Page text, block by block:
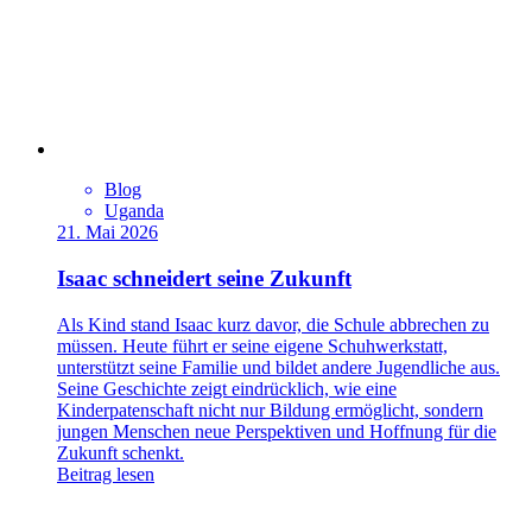
Blog
Uganda
21. Mai 2026
Isaac schneidert seine Zukunft
Als Kind stand Isaac kurz davor, die Schule abbrechen zu
müssen. Heute führt er seine eigene Schuhwerkstatt,
unterstützt seine Familie und bildet andere Jugendliche aus.
Seine Geschichte zeigt eindrücklich, wie eine
Kinderpatenschaft nicht nur Bildung ermöglicht, sondern
jungen Menschen neue Perspektiven und Hoffnung für die
Zukunft schenkt.
Beitrag lesen